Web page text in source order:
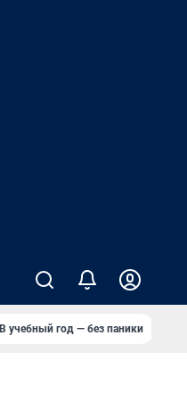
В учебный год — без паники